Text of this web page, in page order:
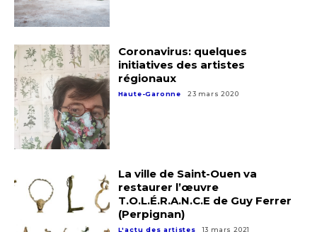
Coronavirus: quelques
initiatives des artistes
régionaux
Haute-Garonne 23 mars 2020
La ville de Saint-Ouen va
restaurer l’œuvre
T.O.L.É.R.A.N.C.E de Guy Ferrer
(Perpignan)
L'actu des artistes 13 mars 2021